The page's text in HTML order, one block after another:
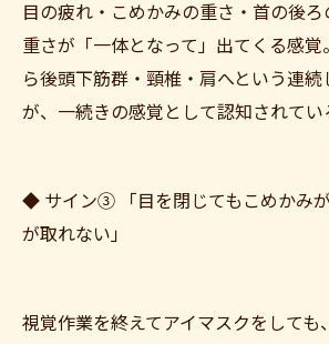
目の疲れ・こめかみの重さ・首の後
重さが「一体となって」出てくる感
ら後頭下筋群・頸椎・肩へという連
が、一続きの感覚として認知されてい
◆ サイン③ 「目を閉じてもこめかみ
が取れない」
視覚作業を終えてアイマスクをしても